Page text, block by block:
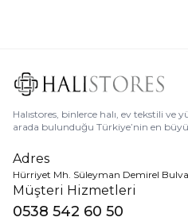
Halıstores, binlerce halı, ev tekstili
arada bulunduğu Türkiye’nin en
Adres
Hürriyet Mh. Süleyman Demirel
Müşteri Hizmetleri
0538 542 60 50